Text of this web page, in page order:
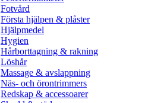
Fotvård
Första hjälpen & plåster
Hjälpmedel
Hygien
Hårborttagning & rakning
Löshår
Massage & avslappning
Näs- och örontrimmers
Redskap & accessoarer